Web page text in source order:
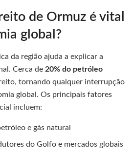
de Ormuz é vital
global?
da região ajuda a explicar a
Cerca de 20% do petróleo
tornando qualquer interrupção
global. Os principais fatores
incluem:
e gás natural
do Golfo e mercados globais